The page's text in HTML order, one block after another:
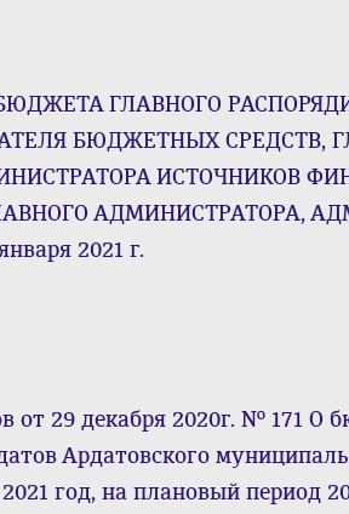
ГЛАВНОГО
БЮДЖЕТНЫХ СРЕДСТВ,
ИСТОЧНИКОВ
АДМИНИСТРАТОРА,
2021 г.
от 29 декабря 2020г. № 171 О
Ардатовского
год, на плановый период